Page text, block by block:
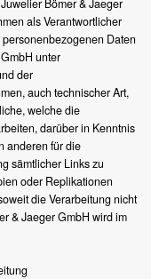
Bömer & Jaeger
als Verantwortlicher
Daten
unter
der
auch technischer Art,
welche die
darüber in Kenntnis
anderen für die
sämtlicher Links zu
oder Replikationen
die Verarbeitung nicht
& Jaeger GmbH wird im